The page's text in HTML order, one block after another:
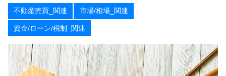
に
役
立
つ
情
報
を
お
不動産売買_関連 市場/相場_関連
資金/ローン/税制_関連